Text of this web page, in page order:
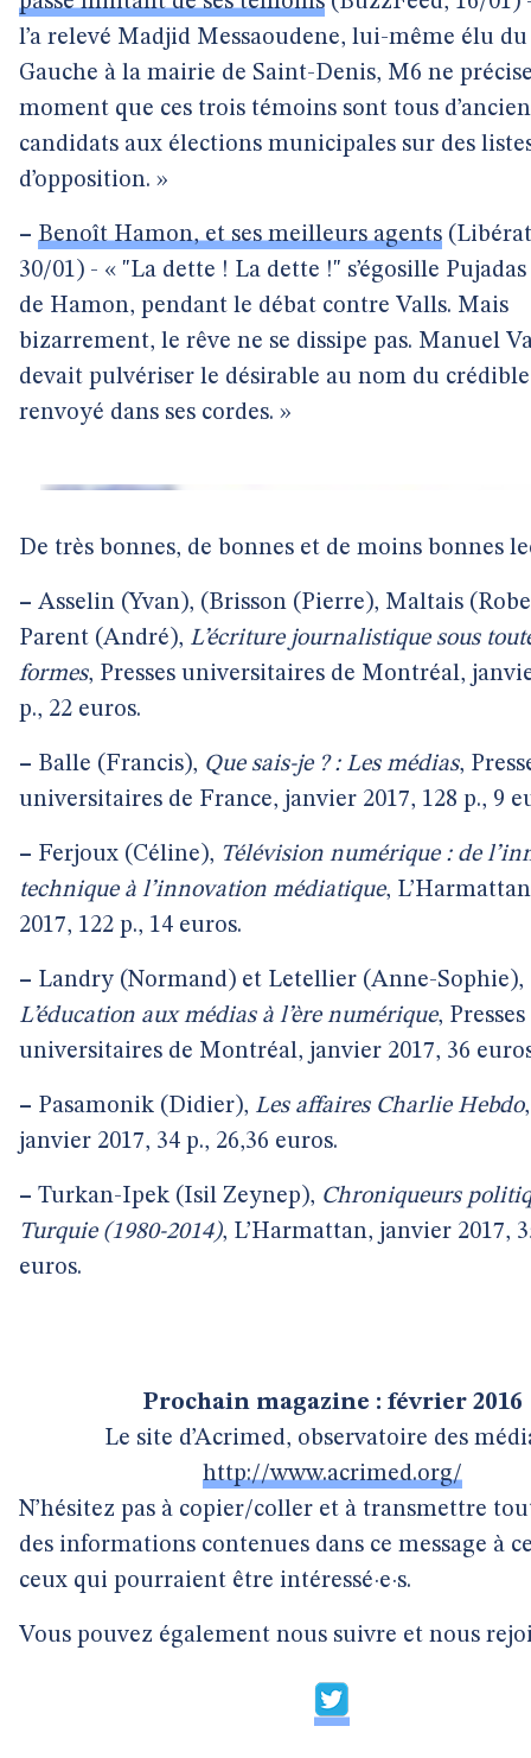
l’a relevé Madjid Messaoudene, lui-même élu
Gauche à la mairie de Saint-Denis, M6 ne
moment que ces trois témoins sont tous
candidats aux élections municipales sur des
d’opposition. »
– Benoît Hamon, et ses meilleurs agents
30/01) - « "La dette ! La dette !" s’égosille Pujadas
de Hamon, pendant le débat contre Valls. Mais
bizarrement, le rêve ne se dissipe pas. Manuel
devait pulvériser le désirable au nom du
renvoyé dans ses cordes. »
De très bonnes, de bonnes et de moins bonnes
– Asselin (Yvan), (Brisson (Pierre), Maltais
Parent (André), L’écriture journalistique sous
formes, Presses universitaires de Montréal,
p., 22 euros.
– Balle (Francis), Que sais-je ? : Les médias,
universitaires de France, janvier 2017, 128 p., 9
– Ferjoux (Céline), Télévision numérique : de
technique à l’innovation médiatique,
2017, 122 p., 14 euros.
– Landry (Normand) et Letellier (Anne-Sophie),
L’éducation aux médias à l’ère numérique, Presses
universitaires de Montréal, janvier 2017, 36
– Pasamonik (Didier), Les affaires Charlie Hebdo
janvier 2017, 34 p., 26,36 euros.
– Turkan-Ipek (Isil Zeynep), Chroniqueurs
Turquie (1980-2014), L’Harmattan, janvier 2017,
euros.
Prochain magazine : février 2016
Le site d’Acrimed, observatoire des
http://www.acrimed.org/
N’hésitez pas à copier/coller et à transmettre
des informations contenues dans ce message à
ceux qui pourraient être intéressé·e·s.
Vous pouvez également nous suivre et nous